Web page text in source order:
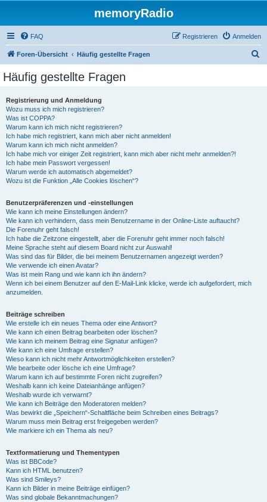
memoryRadio
FAQ Anmelden
Registrieren
Foren-Übersicht Häufig gestellte Fragen
Häufig gestellte Fragen
Registrierung und Anmeldung
Wozu muss ich mich registrieren?
Was ist COPPA?
Warum kann ich mich nicht registrieren?
Ich habe mich registriert, kann mich aber nicht anmelden!
Warum kann ich mich nicht anmelden?
Ich habe mich vor einiger Zeit registriert, kann mich aber nicht mehr anmelden?!
Ich habe mein Passwort vergessen!
Warum werde ich automatisch abgemeldet?
Wozu ist die Funktion „Alle Cookies löschen“?
Benutzerpräferenzen und -einstellungen
Wie kann ich meine Einstellungen ändern?
Wie kann ich verhindern, dass mein Benutzername in der Online-Liste auftaucht?
Die Forenuhr geht falsch!
Ich habe die Zeitzone eingestellt, aber die Forenuhr geht immer noch falsch!
Meine Sprache steht auf diesem Board nicht zur Auswahl!
Was sind das für Bilder, die bei meinem Benutzernamen angezeigt werden?
Wie verwende ich einen Avatar?
Was ist mein Rang und wie kann ich ihn ändern?
Wenn ich bei einem Benutzer auf den E-Mail-Link klicke, werde ich aufgefordert, mich
anzumelden.
Beiträge schreiben
Wie erstelle ich ein neues Thema oder eine Antwort?
Wie kann ich einen Beitrag bearbeiten oder löschen?
Wie kann ich meinem Beitrag eine Signatur anfügen?
Wie kann ich eine Umfrage erstellen?
Wieso kann ich nicht mehr Antwortmöglichkeiten erstellen?
Wie bearbeite oder lösche ich eine Umfrage?
Warum kann ich auf bestimmte Foren nicht zugreifen?
Weshalb kann ich keine Dateianhänge anfügen?
Weshalb wurde ich verwarnt?
Wie kann ich Beiträge den Moderatoren melden?
Was bewirkt die „Speichern“-Schaltfläche beim Schreiben eines Beitrags?
Warum muss mein Beitrag erst freigegeben werden?
Wie markiere ich ein Thema als neu?
Textformatierung und Thementypen
Was ist BBCode?
Kann ich HTML benutzen?
Was sind Smileys?
Kann ich Bilder in meine Beiträge einfügen?
Was sind globale Bekanntmachungen?